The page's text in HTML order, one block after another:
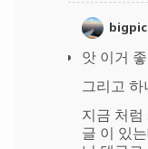
앗 이거
그리고 하
지금 처
글 이 있